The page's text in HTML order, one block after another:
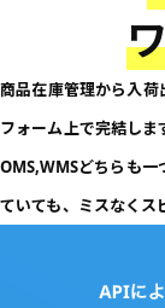
商品在庫管理から入
フォーム上で完結しま
OMS,WMSどちらも
ていても、ミスなくス